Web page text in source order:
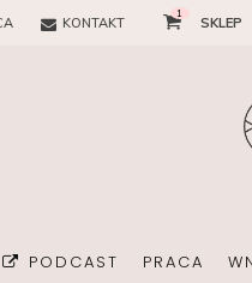
KONTAKT
1
SKLEP
PODCAST PRACA